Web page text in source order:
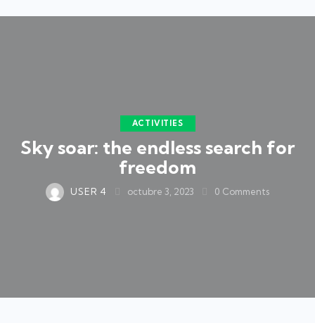
ACTIVITIES
Sky soar: the endless search for
freedom
USER 4 octubre 3, 2023 0 Comments